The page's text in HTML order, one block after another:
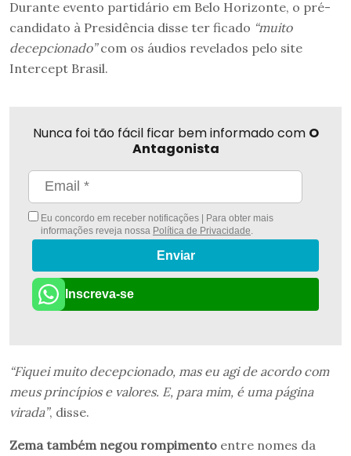
Durante evento partidário em Belo Horizonte, o pré-
candidato à Presidência disse ter ficado “muito
decepcionado”com os áudios revelados pelo site
Intercept Brasil.
Nunca foi tão fácil ficar bem informado com O
Antagonista
Eu concordo em receber notificações | Para obter mais
informações reveja nossa Política de Privacidade
Enviar
Inscreva-se
“Fiquei muito decepcionado, mas eu agi de acordo com
meus princípios e valores. E, para mim, é uma página
virada”, disse.
Zema também negou rompimento entre nomes da